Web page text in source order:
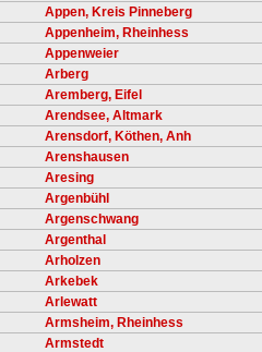
Appen, Kreis Pinneberg
Appenheim, Rheinhess
Appenweier
Arberg
Aremberg, Eifel
Arendsee, Altmark
Arensdorf, Köthen, Anh
Arenshausen
Aresing
Argenbühl
Argenschwang
Argenthal
Arholzen
Arkebek
Arlewatt
Armsheim, Rheinhess
Armstedt